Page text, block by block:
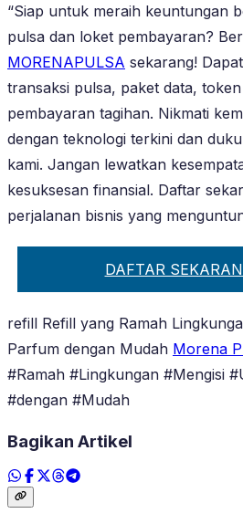
“Siap untuk meraih keuntungan
pulsa dan loket pembayaran?
MORENAPULSA sekarang!
transaksi pulsa, paket data,
pembayaran tagihan. Nikmati
dengan teknologi terkini dan
kami. Jangan lewatkan
kesuksesan finansial. Daftar
perjalanan bisnis yang
DAFTAR
refill Refill yang Ramah
Parfum dengan Mudah Morena
#Ramah #Lingkungan #Mengisi
#dengan #Mudah
Bagikan Artikel